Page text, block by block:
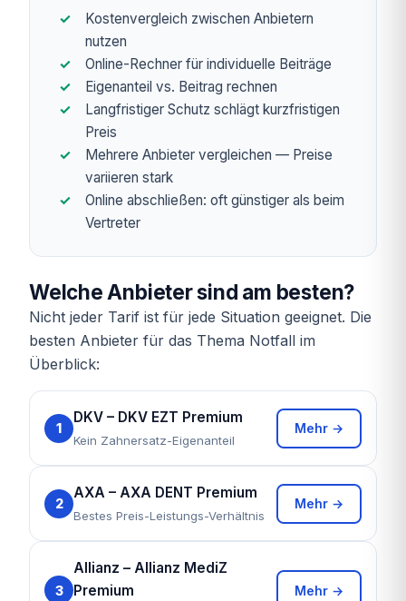
Kostenvergleich zwischen Anbietern
nutzen
Online-Rechner für individuelle Beiträge
Eigenanteil vs. Beitrag rechnen
Langfristiger Schutz schlägt kurzfristigen
Preis
Mehrere Anbieter vergleichen — Preise
variieren stark
Online abschließen: oft günstiger als beim
Vertreter
Welche Anbieter sind am besten?
Nicht jeder Tarif ist für jede Situation geeignet. Die
besten Anbieter für das Thema Notfall im
Überblick:
1
DKV – DKV EZT Premium
Kein Zahnersatz-Eigenanteil
Mehr →
2
AXA – AXA DENT Premium
Bestes Preis-Leistungs-Verhältnis
Mehr →
3
Allianz – Allianz MediZ
Premium
Mehr →